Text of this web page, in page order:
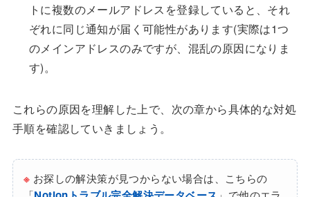
トに複数のメールアドレスを登録していると、それ
ぞれに同じ通知が届く可能性があります(実際は1つ
のメインアドレスのみですが、混乱の原因になりま
す)。
これらの原因を理解した上で、次の章から具体的な対処
手順を確認していきましょう。
※ お探しの解決策が見つからない場合は、こちらの